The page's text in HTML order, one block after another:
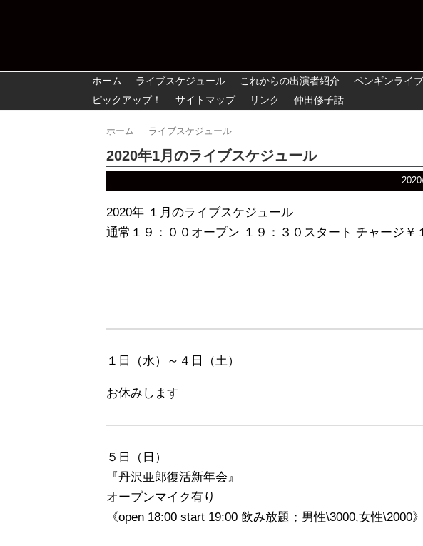
ホーム ライブスケジュール これからの出演者紹介 ペンギンライ
ピックアップ！
サイトマップ リンク 仲田修子話
ホーム ライブスケジュール
2020年1月のライブスケジュール
2020年 １月のライブスケジュール
通常１９：００オープン １９：３０スタート チャージ￥
１日（水）～４日（土）
お休みします
５日（日）
『丹沢亜郎復活新年会』
オープンマイク有り
《open 18:00 start 19:00 飲み放題；男性\3000,女性\2000》